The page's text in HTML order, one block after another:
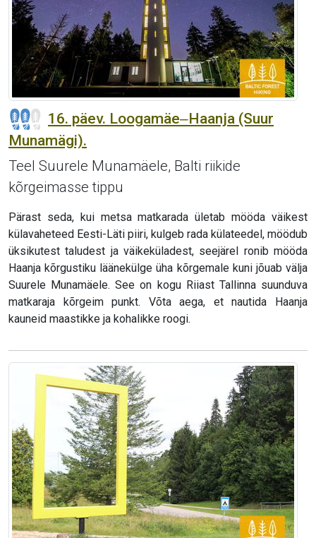
16. päev. Loogamäe‒Haanja (Suur
Munamägi).
Teel Suurele Munamäele, Balti riikide
kõrgeimasse tippu
Pärast seda, kui metsa matkarada ületab mööda väikest
külavaheteed Eesti-Läti piiri, kulgeb rada külateedel, möödub
üksikutest taludest ja väikeküladest, seejärel ronib mööda
Haanja kõrgustiku läänekülge üha kõrgemale kuni jõuab välja
Suurele Munamäele. See on kogu Riiast Tallinna suunduva
matkaraja kõrgeim punkt. Võta aega, et nautida Haanja
kauneid maastikke ja kohalikke roogi.